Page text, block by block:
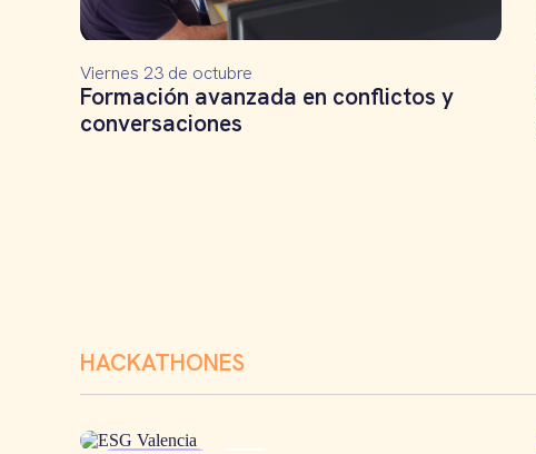
Formación avanzada en conflictos y
conversaciones
Viernes 23 de octubre
HACKATHONES